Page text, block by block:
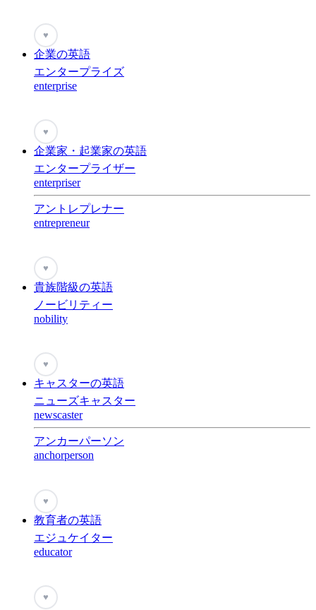
♥
企業の英語
エンタープライズ
enterprise
♥
企業家・起業家の英語
エンタープライザー
enterpriser
アントレプレナー
entrepreneur
♥
貴族階級の英語
ノービリティー
nobility
♥
キャスターの英語
ニューズキャスター
newscaster
アンカーパーソン
anchorperson
♥
教育者の英語
エジュケイター
educator
♥